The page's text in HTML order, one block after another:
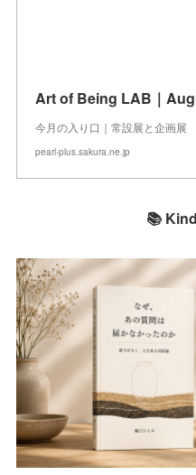
Art of Being LAB｜
今月の入り口｜常設展と企画展
pearl-plus.sakura.ne.jp
📚